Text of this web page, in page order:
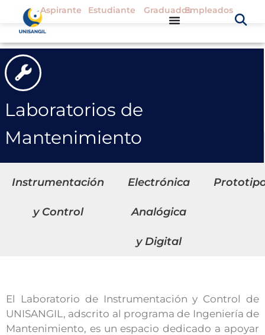
Aspirante Estudiante GraduadosEmpleados
Laboratorios de
Mantenimiento
Instrumentación
y Control
Electrónica
Analógica
y Digital
El Laboratorio de Instrumentación y Control de
UNISANGIL, adscrito al programa de Ingeniería de
Mantenimiento, es un espacio dedicado a apoyar